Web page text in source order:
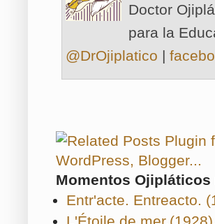
Doctor
para la
@DrOjiplatico |
Momentos
Entr'acte. Entreacto.
L'Étoile de